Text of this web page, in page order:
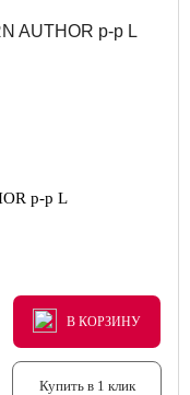
р-р L
В КОРЗИНУ
В КОРЗИНУ
В КОРЗИНУ
Купить в 1 клик